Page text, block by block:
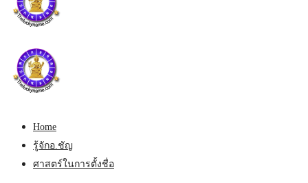
Home
รู้จักอ.ชัญ
ศาสตร์ในการตั้งชื่อ